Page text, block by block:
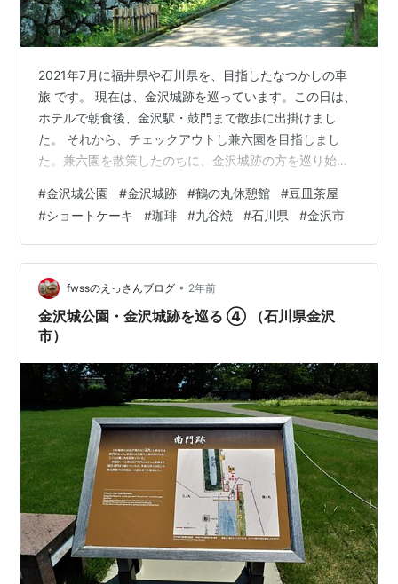
2021年7月に福井県や石川県を、目指したなつかしの車
旅 です。 現在は、金沢城跡を巡っています。この日は、
ホテルで朝食後、金沢駅・鼓門まで散歩に出掛けまし
た。 それから、チェックアウトし兼六園を目指しまし
た。兼六園を散策したのちに、金沢城跡の方を巡り始め
で、小休止することにしました。豆皿茶屋のショートケ
ーキと、珈琲をいただきました。珈琲カップは九谷焼で
した。 金沢城跡（石川県金沢市） 2021年7月 ランキング
参加中旅行 ランキング参加中写真・カメラ ランキング参
加中食べ物
#金沢城公園 #金沢城跡 #鶴の丸休憩館 #豆皿茶屋
#ショートケーキ #珈琲 #九谷焼 #石川県 #金沢市
fwssのえっさんブログ • 2年前
金沢城公園・金沢城跡を巡る ④ （石川県金沢
市）